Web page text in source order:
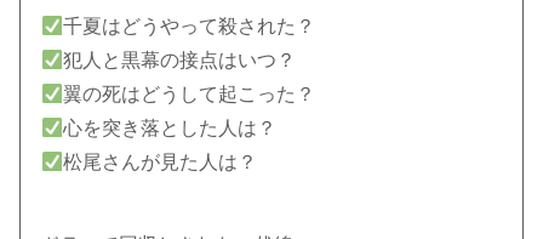
千夏はどうやって殺された？
犯人と黒幕の接点はいつ？
翼の死はどうして起こった？
心を突き落とした人は？
松尾さんが見た人は？